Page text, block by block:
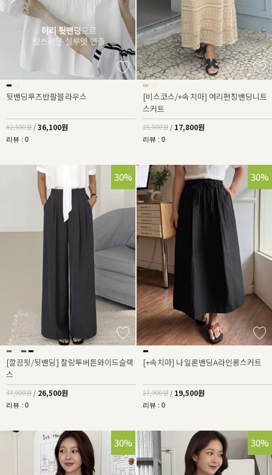
뒷밴딩루즈반팔블라우스
42,500원 / 36,100원
리뷰 : 0
[비스코스/+속치마] 여리펀칭밴딩니트
스커트
25,500원 / 17,800원
리뷰 : 0
30%
[깔끔핏/뒷밴딩] 찰랑투버튼와이드슬랙
스
37,900원 / 26,500원
리뷰 : 0
30%
[+속치마] 나일론밴딩A라인롱스커트
27,900원 / 19,500원
리뷰 : 0
30% 30%